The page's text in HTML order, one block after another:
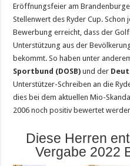
Eröffnungsfeier am
Stellenwert des Ryder Cup.
Bewerbung erreicht, dass der
Unterstützung aus der
bekommt. So haben unter
Sportbund (DOSB) und der
Unterstützer-Schreiben an die
dies bei dem aktuellen Mio-
2006 noch positiv bewertet
Diese Herren
Vergabe 2022